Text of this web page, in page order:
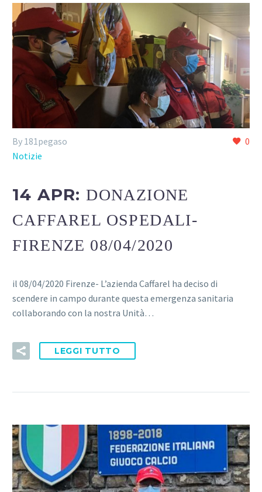
0
By 181pegaso
Notizie
14 APR:DONAZIONE
CAFFAREL OSPEDALI-
FIRENZE 08/04/2020
il 08/04/2020 Firenze- L’azienda Caffarel ha deciso di
scendere in campo durante questa emergenza sanitaria
collaborando con la nostra Unità…
LEGGI TUTTO